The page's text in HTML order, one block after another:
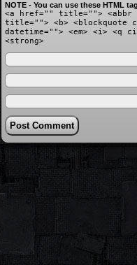
NOTE - You can use these HTML
<a href="" title=""> <abbr
title=""> <b> <blockquote
datetime=""> <em> <i> <q
<strong>